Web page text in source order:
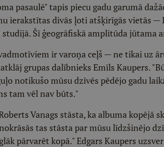
pasaulē" tapis piecu gadu garumā
ierakstītas divās ļoti atšķirīgās vietās —
Šī ģeogrāfiskā amplitūda jūtama
ir varoņa ceļš — ne tikai uz
grupas dalībnieks Emīls Kaupers.
notikušo mūsu dzīvēs pēdējo gadu
tam vēl nav būts."
Vanags stāsta, ka albuma kopējā
tas stāsta par mūsu līdzšinējo
pārvarēt kopā." Edgars Kaupers